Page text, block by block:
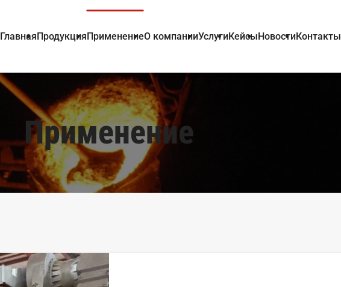
ГлавнаяПродукцияПрименениеО компанииУслугиКейсыНовостиКонтакты
Применение